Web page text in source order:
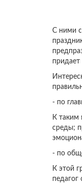
С ними
- по
К таким
среды;
- по
К этой
педагог